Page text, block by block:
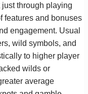
through playing
features and bonuses
engagement. Usual
wild symbols, and
to higher player
wilds or
average